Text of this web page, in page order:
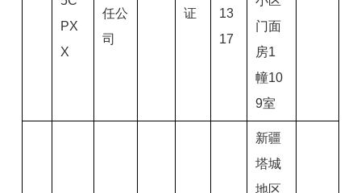
PX
X
任公
司
证
13
17
门面
房1
幢10
9室
新疆
塔城
地区